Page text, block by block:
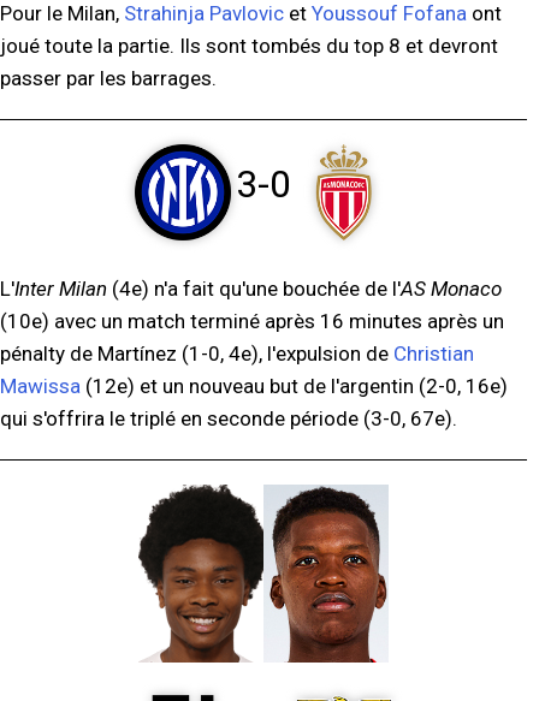
Pour le Milan, Strahinja Pavlovic et Youssouf Fofana ont
joué toute la partie. Ils sont tombés du top 8 et devront
passer par les barrages.
3-0
L'Inter Milan (4e) n'a fait qu'une bouchée de l'AS Monaco
(10e) avec un match terminé après 16 minutes après un
pénalty de Martínez (1-0, 4e), l'expulsion de Christian
Mawissa (12e) et un nouveau but de l'argentin (2-0, 16e)
qui s'offrira le triplé en seconde période (3-0, 67e).